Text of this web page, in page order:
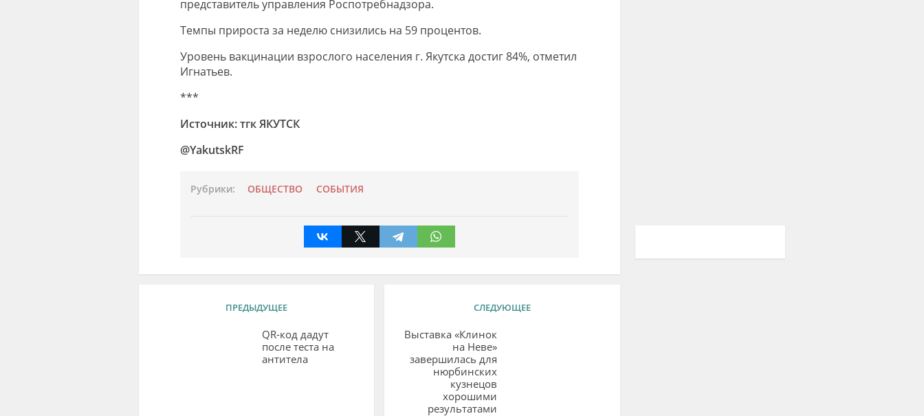
представитель управления Роспотребнадзора.
Темпы прироста за неделю снизились на 59 процентов.
Уровень вакцинации взрослого населения г. Якутска достиг 84%, отметил
Игнатьев.
***
Источник: тгк ЯКУТСК
@YakutskRF
Рубрики: ОБЩЕСТВО СОБЫТИЯ
ПРЕДЫДУЩЕЕ
QR-код дадут
после теста на
антитела
СЛЕДУЮЩЕЕ
Выставка «Клинок
на Неве»
завершилась для
нюрбинских
кузнецов
хорошими
результатами